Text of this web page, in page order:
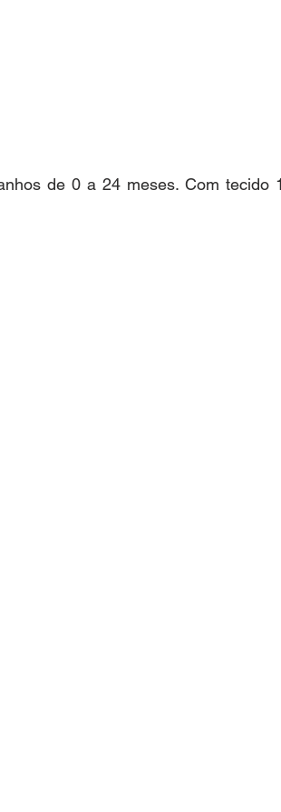
de 0 a 24 meses. Com tecido